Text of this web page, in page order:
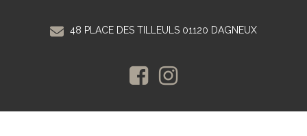
48 PLACE DES TILLEULS 01120 DAGNEUX